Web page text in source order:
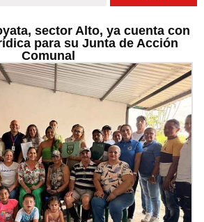
sector Alto, ya cuenta con
para su Junta de Acción
Comunal